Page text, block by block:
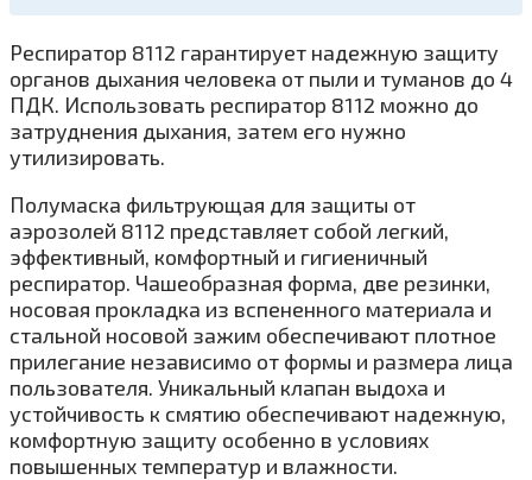
Респиратор 8112 гарантирует надежную защиту
органов дыхания человека от пыли и туманов до 4
ПДК. Использовать респиратор 8112 можно до
затруднения дыхания, затем его нужно
утилизировать.
Полумаска фильтрующая для защиты от
аэрозолей 8112 представляет собой легкий,
эффективный, комфортный и гигиеничный
респиратор. Чашеобразная форма, две резинки,
носовая прокладка из вспененного материала и
стальной носовой зажим обеспечивают плотное
прилегание независимо от формы и размера лица
пользователя. Уникальный клапан выдоха и
устойчивость к смятию обеспечивают надежную,
комфортную защиту особенно в условиях
повышенных температур и влажности.